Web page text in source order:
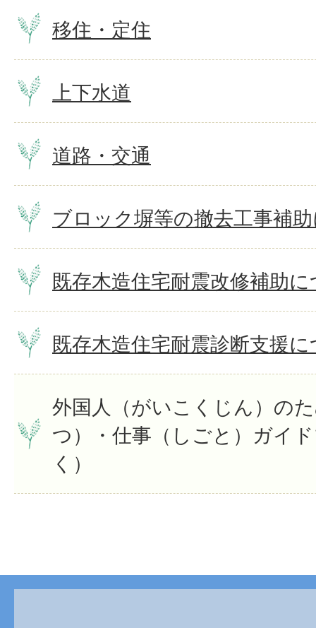
移住・定住
上下水道
道路・交通
ブロック塀等の撤去工事補
既存木造住宅耐震改修補助
既存木造住宅耐震診断支援
外国人（がいこくじん）の
つ）・仕事（しごと）ガイ
く）